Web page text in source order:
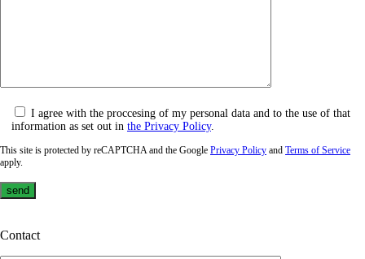
I agree with the proccesing of my personal data and to the use of that
information as set out in the Privacy Policy.
This site is protected by reCAPTCHA and the Google Privacy Policy and Terms of Service
apply.
Contact